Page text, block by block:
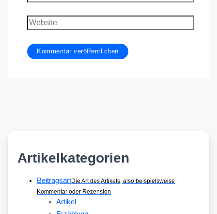
Mail-
Adresse
Website
Artikelkategorien
BeitragsartDie Art des Artikels, also beispielsweise
Kommentar oder Rezension
Artikel